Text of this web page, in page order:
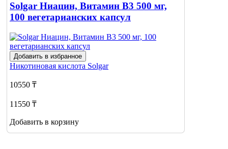
Solgar Ниацин, Витамин B3 500 мг,
100 вегетарианских капсул
Добавить в избранное
Никотиновая кислота Solgar
10550 ₸
11550 ₸
Добавить в корзину